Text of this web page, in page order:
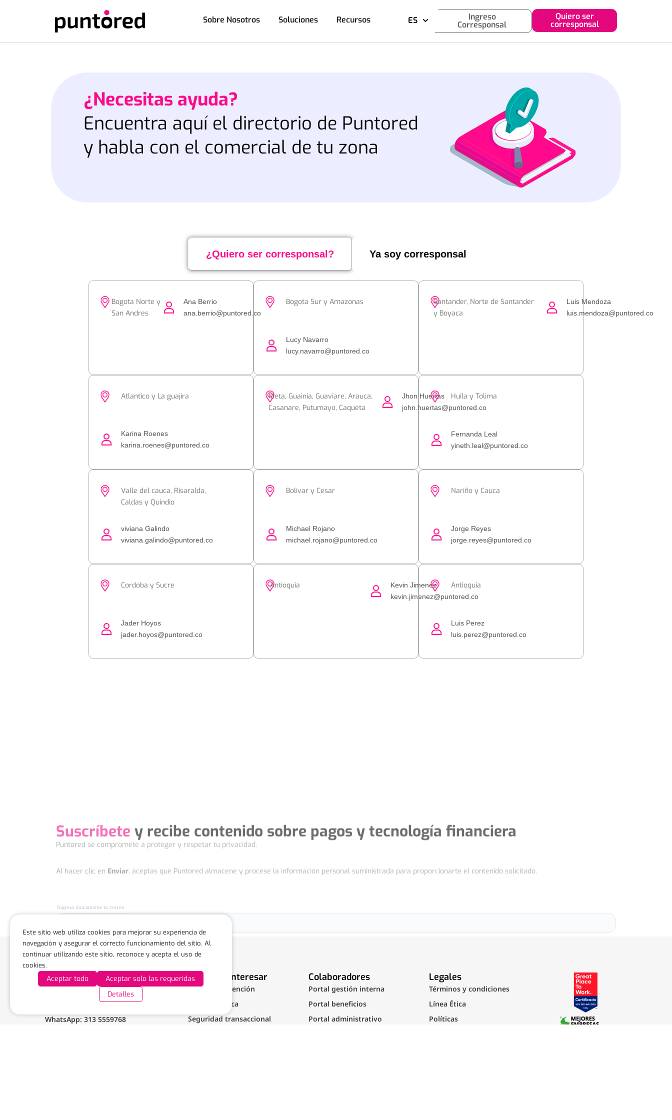
Sobre Nosotros Soluciones Recursos ES Ingreso
Corresponsal
Quiero ser
corresponsal
¿Necesitas ayuda?
Encuentra aquí el directorio de Puntored
y habla con el comercial de tu zona
¿Quiero ser corresponsal? Ya soy corresponsal
Bogota Norte y
San Andres
Ana Berrio
ana.berrio@puntored.co
Bogota Sur y Amazonas
Lucy Navarro
lucy.navarro@puntored.co
Santander, Norte de Santander
y Boyaca
Luis Mendoza
luis.mendoza@puntored.co
Atlantico y La guajira
Karina Roenes
karina.roenes@puntored.co
Meta, Guainia, Guaviare, Arauca,
Casanare, Putumayo, Caqueta
Jhon Huertas
john.huertas@puntored.co
Huila y Tolima
Fernanda Leal
yineth.leal@puntored.co
Valle del cauca, Risaralda,
Caldas y Quindio
viviana Galindo
viviana.galindo@puntored.co
Bolivar y Cesar
Michael Rojano
michael.rojano@puntored.co
Nariño y Cauca
Jorge Reyes
jorge.reyes@puntored.co
Cordoba y Sucre
Jader Hoyos
jader.hoyos@puntored.co
Antioquia
Kevin Jimenez
kevin.jimenez@puntored.co
Antioquia
Luis Perez
luis.perez@puntored.co
Calle 100 No 19 – 61, piso 9 Edificio
WhatsApp: 313 5559768
Te puede interesar
Puntos de atención
Nuestra marca
Seguridad transaccional
Colaboradores
Portal gestión interna
Portal beneficios
Portal administrativo
Legales
Términos y condiciones
Línea Ética
Políticas
Este sitio web utiliza cookies para mejorar su experiencia de
navegación y asegurar el correcto funcionamiento del sitio. Al
continuar utilizando este sitio, reconoce y acepta el uso de
cookies.
Aceptar todo
Aceptar solo las requeridas
Detalles